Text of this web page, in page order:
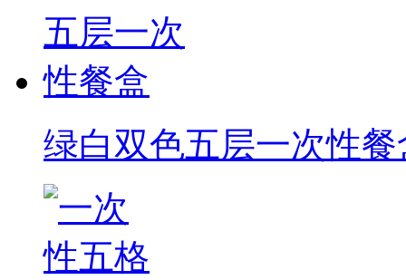
绿白双色五层一次性餐